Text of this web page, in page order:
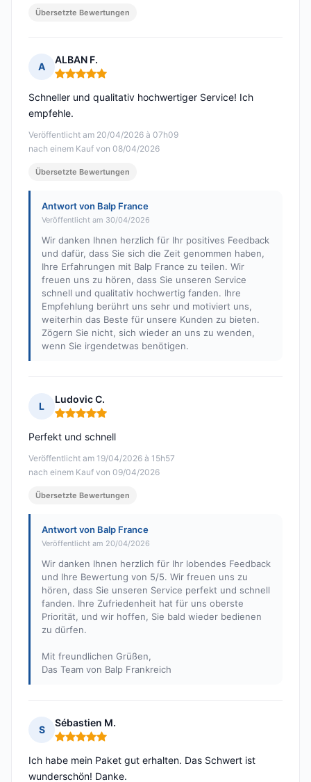
Übersetzte Bewertungen
A
ALBAN F.
Hinweis: 5 von 5
Veröffentlicht am 20/04/2026 à 07h09
nach einem Kauf von 08/04/2026
Schneller und qualitativ hochwertiger Service! Ich
empfehle.
Übersetzte Bewertungen
Antwort von Balp France
Veröffentlicht am 30/04/2026
Wir danken Ihnen herzlich für Ihr positives Feedback
und dafür, dass Sie sich die Zeit genommen haben,
Ihre Erfahrungen mit Balp France zu teilen. Wir
freuen uns zu hören, dass Sie unseren Service
schnell und qualitativ hochwertig fanden. Ihre
Empfehlung berührt uns sehr und motiviert uns,
weiterhin das Beste für unsere Kunden zu bieten.
Zögern Sie nicht, sich wieder an uns zu wenden,
wenn Sie irgendetwas benötigen.
L
Ludovic C.
Hinweis: 5 von 5
Veröffentlicht am 19/04/2026 à 15h57
nach einem Kauf von 09/04/2026
Perfekt und schnell
Übersetzte Bewertungen
Antwort von Balp France
Veröffentlicht am 20/04/2026
Wir danken Ihnen herzlich für Ihr lobendes Feedback
und Ihre Bewertung von 5/5. Wir freuen uns zu
hören, dass Sie unseren Service perfekt und schnell
fanden. Ihre Zufriedenheit hat für uns oberste
Priorität, und wir hoffen, Sie bald wieder bedienen
zu dürfen.
Mit freundlichen Grüßen,
Das Team von Balp Frankreich
S
Sébastien M.
Hinweis: 5 von 5
Ich habe mein Paket gut erhalten. Das Schwert ist
wunderschön! Danke.